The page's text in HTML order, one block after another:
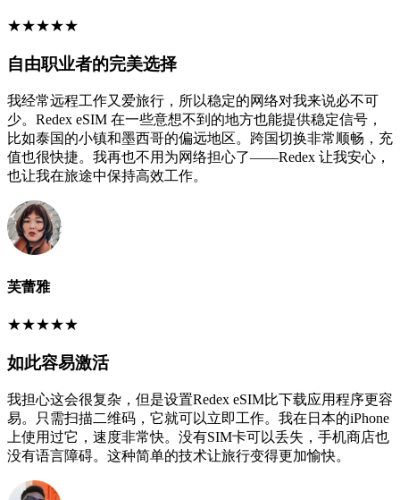
★★★★★
自由职业者的完美选择
我经常远程工作又爱旅行，所以稳定的网络对我来说必不可
少。Redex eSIM 在一些意想不到的地方也能提供稳定信号，
比如泰国的小镇和墨西哥的偏远地区。跨国切换非常顺畅，充
值也很快捷。我再也不用为网络担心了——Redex 让我安心，
也让我在旅途中保持高效工作。
芙蕾雅
★★★★★
如此容易激活
我担心这会很复杂，但是设置Redex eSIM比下载应用程序更容
易。只需扫描二维码，它就可以立即工作。我在日本的iPhone
上使用过它，速度非常快。没有SIM卡可以丢失，手机商店也
没有语言障碍。这种简单的技术让旅行变得更加愉快。